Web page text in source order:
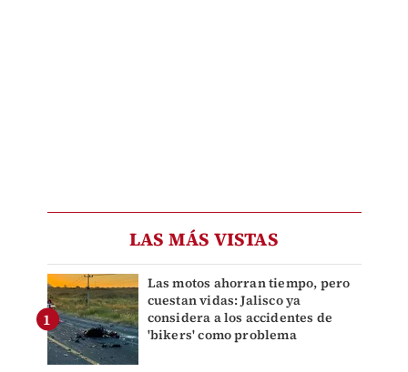
LAS MÁS VISTAS
Las motos ahorran tiempo, pero
cuestan vidas: Jalisco ya
considera a los accidentes de
'bikers' como problema